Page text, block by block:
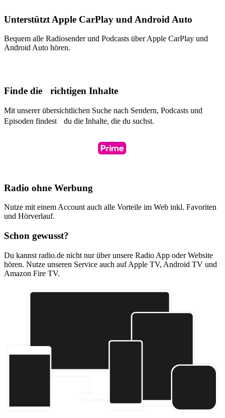
Unterstützt Apple CarPlay und Android Auto
Bequem alle Radiosender und Podcasts über Apple CarPlay und
Android Auto hören.
Finde die richtigen Inhalte
Mit unserer übersichtlichen Suche nach Sendern, Podcasts und
Episoden findest du die Inhalte, die du suchst.
Radio ohne Werbung
Nutze mit einem Account auch alle Vorteile im Web inkl. Favoriten
und Hörverlauf.
Schon gewusst?
Du kannst radio.de nicht nur über unsere Radio App oder Website
hören. Nutze unseren Service auch auf Apple TV, Android TV und
Amazon Fire TV.